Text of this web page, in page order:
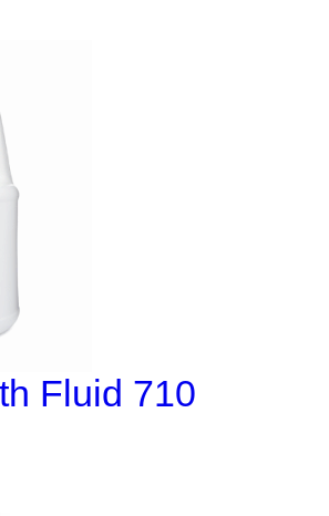
Fluid 710